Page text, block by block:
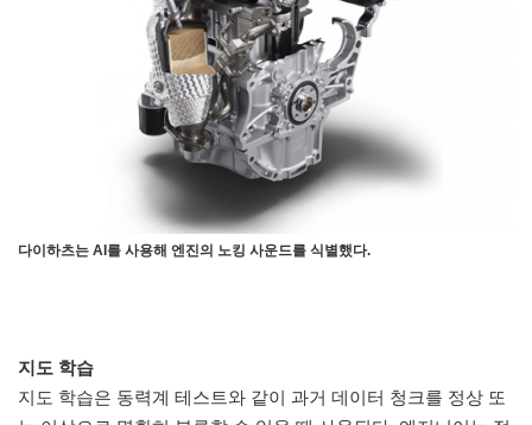
다이하츠는 AI를 사용해 엔진의 노킹 사운드를 식별했다.
지도 학습
지도 학습은 동력계 테스트와 같이 과거 데이터 청크를 정상 또